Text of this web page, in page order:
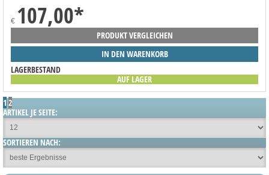
€ 107,00*
PRODUKT VERGLEICHEN
IN DEN WARENKORB
LAGERBESTAND
AUF LAGER
1 2
ARTIKEL JE SEITE:
SORTIEREN NACH: